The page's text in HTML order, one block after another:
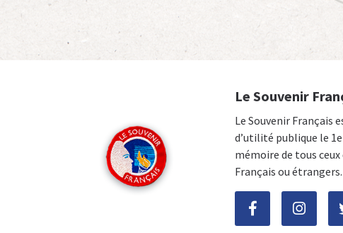
Le Souvenir
Le Souvenir Français
d’utilité publique le
mémoire de tous
Français ou étrangers.